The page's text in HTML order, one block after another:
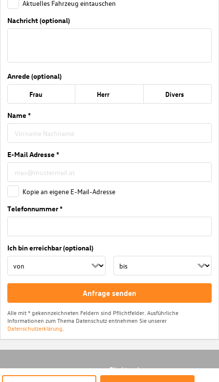
Aktuelles Fahrzeug eintauschen
Nachricht (optional)
Anrede (optional)
Frau Herr Divers
Name *
E-Mail Adresse *
Kopie an eigene E-Mail-Adresse
Telefonnummer *
Ich bin erreichbar (optional)
Anfrage senden
Alle mit * gekennzeichneten Feldern sind Pflichtfelder. Ausführliche
Informationen zum Thema Datenschutz entnehmen Sie unserer
Datenschutzerklärung.
Direktsuche